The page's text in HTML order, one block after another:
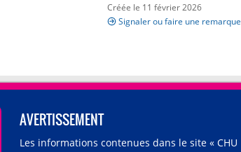
Créée le 11 février 2026
Signaler ou faire une remarque
AVERTISSEMENT
Les informations contenues dans le site « CHU